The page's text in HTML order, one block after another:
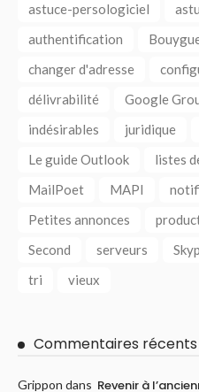
astuce-persologiciel
authentification
changer d'adresse
délivrabilité
Google
indésirables
juridique
Le guide Outlook
listes
MailPoet
MAPI
Petites annonces
Second
serveurs
tri
vieux
Commentaires récents
Grippon dans Revenir à